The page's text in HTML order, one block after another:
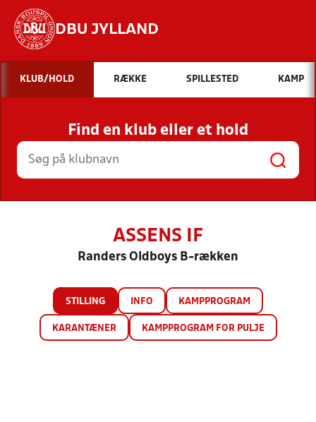
DBU JYLLAND
Hvad vil du søge efter?
INDHOLD OG NYHEDER
STILLINGER, RESULTATER, KLUBBER OG
HOLD
KLUB/HOLD RÆKKE SPILLESTED KAMP
Find en klub eller et hold
ASSENS IF
Randers Oldboys B-rækken
STILLING INFO KAMPPROGRAM
KARANTÆNER KAMPPROGRAM FOR PULJE